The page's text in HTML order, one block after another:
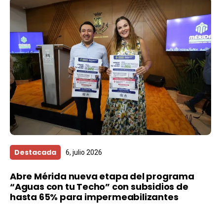
Destacada 6, julio 2026
Abre Mérida nueva etapa del programa
“Aguas con tu Techo” con subsidios de
hasta 65% para impermeabilizantes